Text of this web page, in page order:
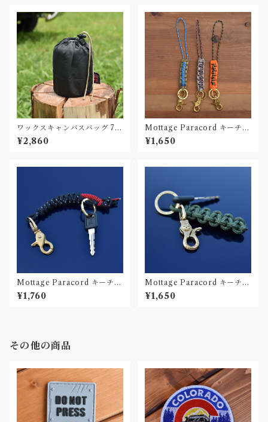
ワックスキャンバスバッグ 75
0ml ポット用 Made in UK
Waxed Canvas bag
¥2,860
Mottage Paracord キーチェ
ーン 003
¥1,650
Mottage Paracord キーチェ
ーン 002
¥1,760
Mottage Paracord キーチェ
ーン 001
¥1,650
その他の商品